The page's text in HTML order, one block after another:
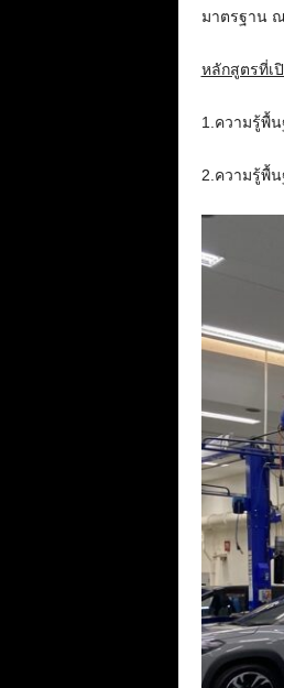
มาตรฐาน
หลักสูตรที่เ
1.ความรู้พื้
2.ความรู้พื้